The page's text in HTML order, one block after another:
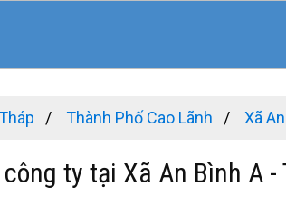
Thành Phố Cao Lãnh Xã
ty tại Xã An Bình A -